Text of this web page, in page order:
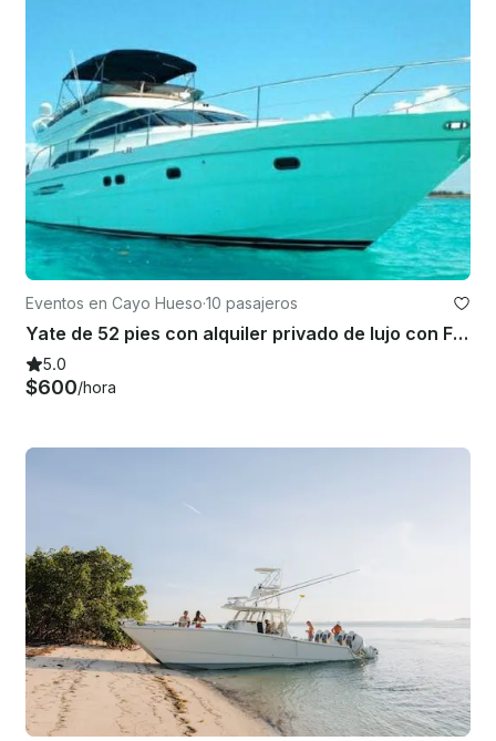
Eventos en Cayo Hueso·10 pasajeros
Yate de 52 pies con alquiler privado de lujo con Flybridge en Key West | Hasta 10 huéspedes
5.0
$600/hora